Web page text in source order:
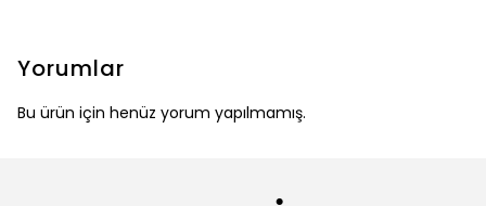
Yorumlar
Bu ürün için henüz yorum yapılmamış.